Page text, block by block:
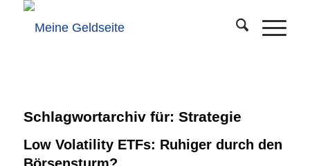
Schlagwortarchiv für: Strategie
Low Volatility ETFs: Ruhiger durch den